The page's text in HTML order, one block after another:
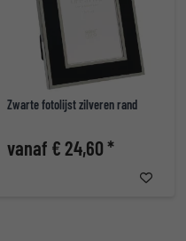
Zwarte fotolijst zilveren rand
vanaf € 24,60 *